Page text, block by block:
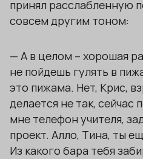
принял расслабленную
совсем другим тоном:
— А в целом – хорошая
не пойдешь гулять в
это пижама. Нет, Крис,
делается не так, сейчас
мне телефон учителя,
проект. Алло, Тина, ты
Из какого бара тебя